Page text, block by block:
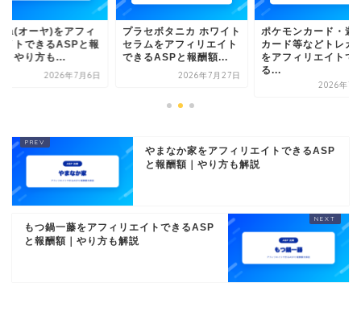
オーヤ)をアフィ
イトできるASPと報
｜やり方も...
2026年7月6日
プラセボタニカ ホワイト
セラムをアフィリエイト
できるASPと報酬額...
2026年7月27日
ポケモンカード・遊
カード等などトレカ
をアフィリエイトで
る...
2026年7
やまなか家をアフィリエイトできるASP
と報酬額｜やり方も解説
もつ鍋一藤をアフィリエイトできるASP
と報酬額｜やり方も解説